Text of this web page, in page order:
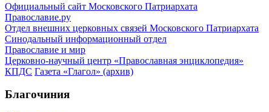
Официальный сайт Московского Патриархата
Православие.ру
Отдел внешних церковных связей Московского Патриархата
Синодальный информационный отдел
Православие и мир
Церковно-научный центр «Православная энциклопедия»
КПДС Газета «Глагол» (архив)
Благочиния